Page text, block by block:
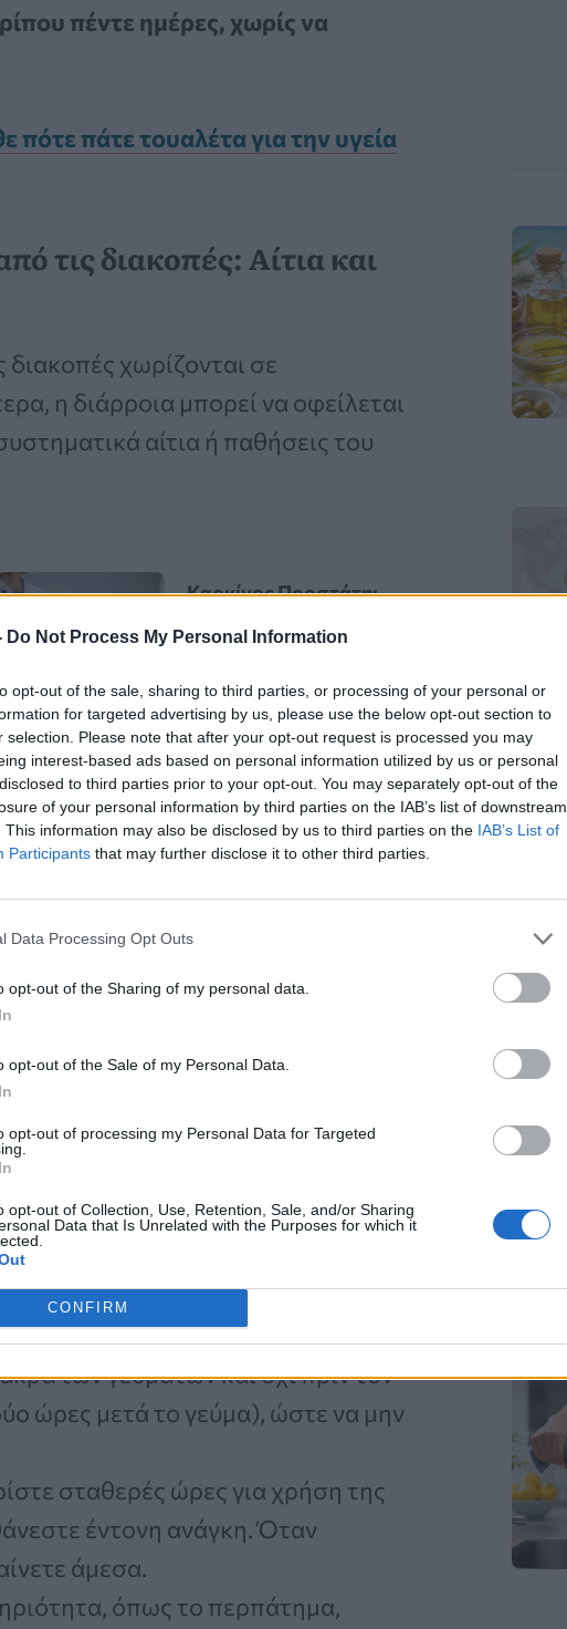
Do Not Process My Personal Information
opt-out of the sale, sharing to third parties, or processing of your personal or
for targeted advertising by us, please use the below opt-out section to
selection. Please note that after your opt-out request is processed you may
interest-based ads based on personal information utilized by us or personal
to third parties prior to your opt-out. You may separately opt-out of the
of your personal information by third parties on the IAB’s list of downstream
This information may also be disclosed by us to third parties on the IAB’s List of
Participants that may further disclose it to other third parties.
Data Processing Opt Outs
opt-out of the Sharing of my personal data.
opt-out of the Sale of my Personal Data.
opt-out of processing my Personal Data for Targeted
opt-out of Collection, Use, Retention, Sale, and/or Sharing
Data that Is Unrelated with the Purposes for which it
CONFIRM
πέντε ημέρες, χωρίς να
πότε πάτε τουαλέτα για την υγεία
τις διακοπές: Αίτια και
διακοπές χωρίζονται σε
η διάρροια μπορεί να οφείλεται
αίτια ή παθήσεις του
Καρκίνος Προστάτη:
Θεραπεία με NanoKnife
κινήσεις του εντέρου.
δυσκοιλιότητα.
ή λιπαρά φαγητά, καφέ και
των γευμάτων και όχι πριν τον
ώρες μετά το γεύμα), ώστε να μην
σταθερές ώρες για χρήση της
έντονη ανάγκη. Όταν
άμεσα.
όπως το περπάτημα,